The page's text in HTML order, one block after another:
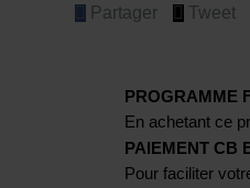
Partager Tweet
PROGRAMME
En achetant ce
PAIEMENT CB
Pour faciliter